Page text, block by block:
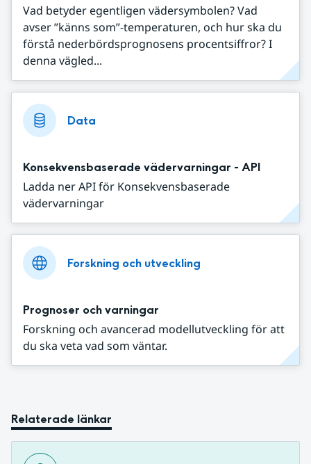
Vad betyder egentligen vädersymbolen? Vad
avser ”känns som”-temperaturen, och hur ska du
förstå nederbördsprognosens procentsiffror? I
denna vägled...
Data
Konsekvensbaserade vädervarningar - API
Ladda ner API för Konsekvensbaserade
vädervarningar
Forskning och utveckling
Prognoser och varningar
Forskning och avancerad modellutveckling för att
du ska veta vad som väntar.
Relaterade länkar